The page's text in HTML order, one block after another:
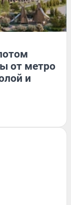
от метро
и